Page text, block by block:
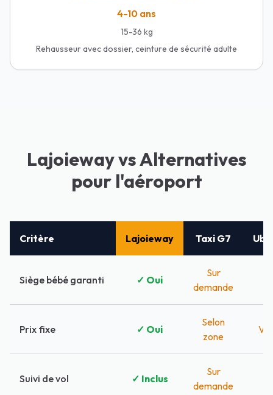
4-10 ans
15-36 kg
Rehausseur avec dossier, ceinture de sécurité adulte
Lajoieway vs Alternatives
pour l'aéroport
Critère Lajoieway Taxi G7
Siège bébé garanti ✓ Oui
Sur
demande
Prix fixe ✓ Oui
Selon
zone
Suivi de vol ✓ Inclus
Sur
demande